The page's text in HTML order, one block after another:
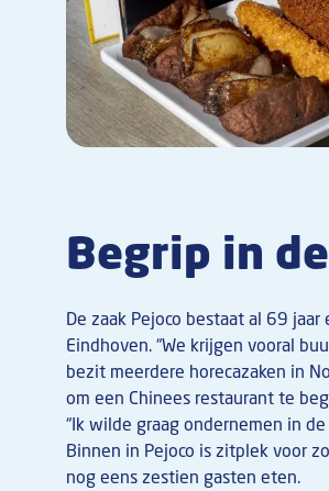
Begrip in
De zaak Pejoco bestaat al 69
Eindhoven. “We krijgen vooral
bezit meerdere horecazaken in
om een Chinees restaurant te
“Ik wilde graag ondernemen in
Binnen in Pejoco is zitplek voor
nog eens zestien gasten eten.